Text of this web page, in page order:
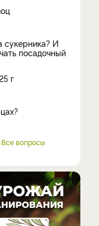
сукерника? И
посадочный
г
Все вопросы